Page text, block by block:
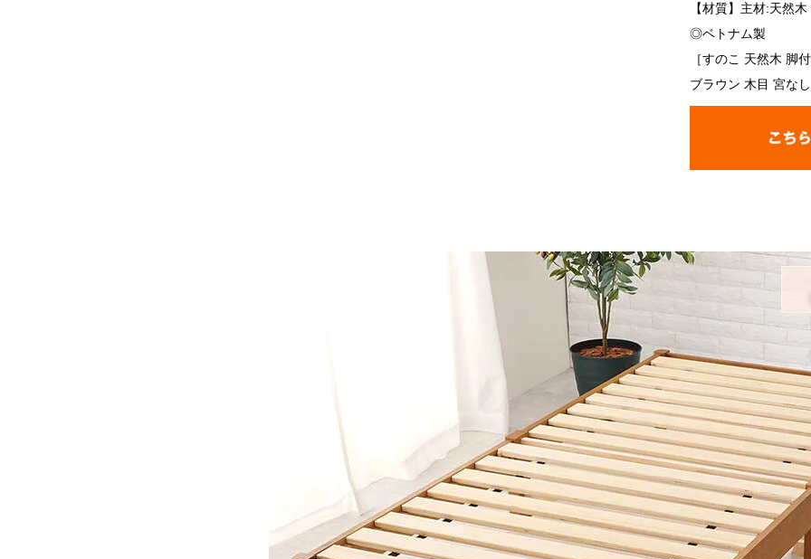
【材質】主材:天然
◎ベトナム製
［すのこ 天然木 脚
ブラウン 木目 宮な